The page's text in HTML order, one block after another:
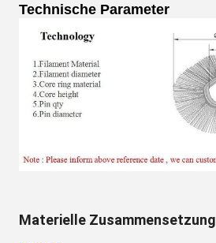
Technische Parameter
Materielle Zusammensetzung